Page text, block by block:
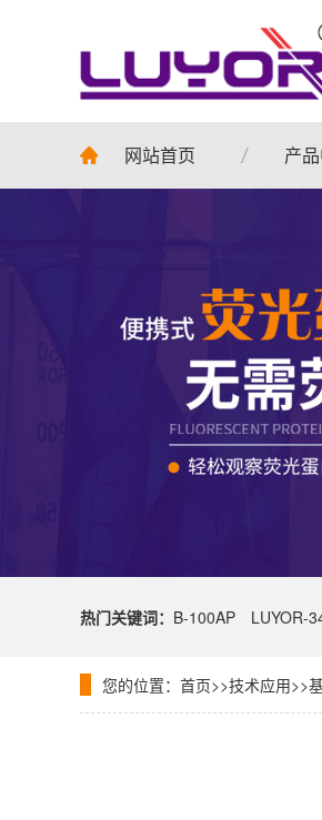
网站首页 产
热门关键词： B-100AP LUYOR-
您的位置： 首页>>技术应用>>